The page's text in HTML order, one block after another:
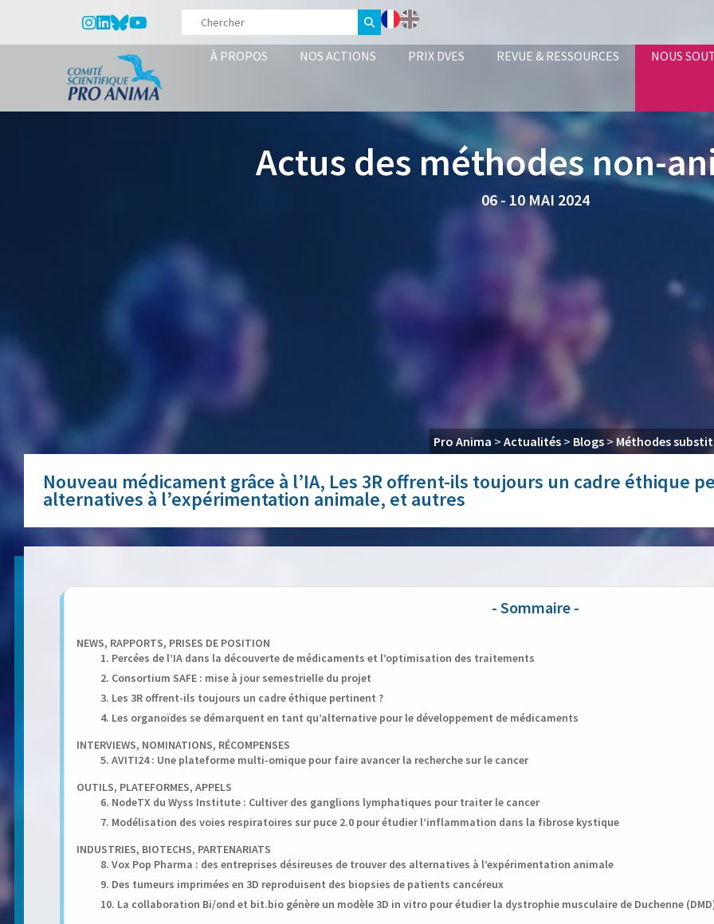
À PROPOS NOS ACTIONS PRIX DVES REVUE & RESSOURCES NOUS
Actus des méthodes non-
06 - 10 MAI 2024
Pro Anima > Actualités > Blogs > Méthodes
Nouveau médicament grâce à l’IA, Les 3R offrent-ils toujours un cadre éthique
alternatives à l’expérimentation animale, et autres
NEWS, RAPPORTS, PRISES DE POSITION
1. Percées de l’IA dans la découverte de médicaments et l’optimisation des traitements
2. Consortium SAFE : mise à jour semestrielle du projet
3. Les 3R offrent-ils toujours un cadre éthique pertinent ?
4. Les organoïdes se démarquent en tant qu’alternative pour le développement de médicaments
INTERVIEWS, NOMINATIONS, RÉCOMPENSES
5. AVITI24 : Une plateforme multi-omique pour faire avancer la recherche sur le cancer
OUTILS, PLATEFORMES, APPELS
6. NodeTX du Wyss Institute : Cultiver des ganglions lymphatiques pour traiter le cancer
7. Modélisation des voies respiratoires sur puce 2.0 pour étudier l’inflammation dans la fibrose kystique
INDUSTRIES, BIOTECHS, PARTENARIATS
8. Vox Pop Pharma : des entreprises désireuses de trouver des alternatives à l’expérimentation animale
9. Des tumeurs imprimées en 3D reproduisent des biopsies de patients cancéreux
10. La collaboration Bi/ond et bit.bio génère un modèle 3D in vitro pour étudier la dystrophie musculaire de Duchenne